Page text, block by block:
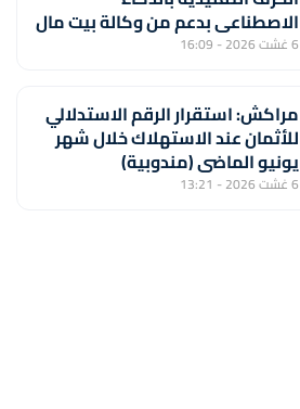
الاصطناعي بدعم من وكالة بيت مال
القدس الشريف
6 غشت 2026 - 16:09
مراكش: استقرار الرقم الاستدلالي
للأثمان عند الاستهلاك خلال شهر
يونيو الماضي (مندوبية)
6 غشت 2026 - 13:21